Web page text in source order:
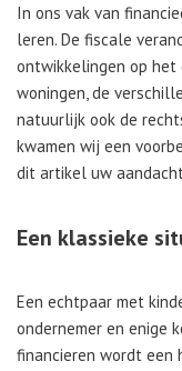
In ons vak van
leren. De fiscale
ontwikkelingen op het
woningen, de
natuurlijk ook de
kwamen wij een
dit artikel uw
Een klassieke
Een echtpaar met
ondernemer en enige
financieren wordt een